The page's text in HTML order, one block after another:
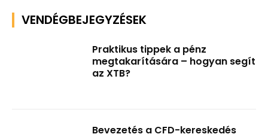
VENDÉGBEJEGYZÉSEK
Praktikus tippek a pénz
megtakarítására – hogyan segít
az XTB?
Bevezetés a CFD-kereskedés